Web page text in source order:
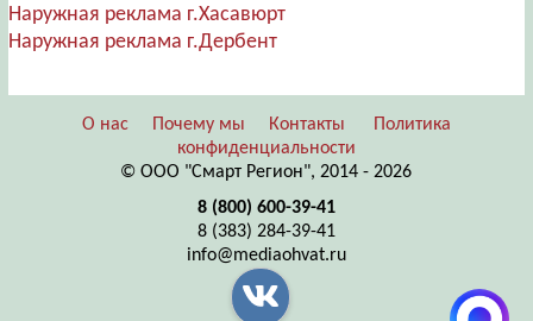
Наружная реклама г.Хасавюрт
Наружная реклама г.Дербент
О нас Почему мы Контакты
Политика
конфиденциальности
© ООО "Смарт Регион", 2014 - 2026
8 (800) 600-39-41
8 (383) 284-39-41
info@mediaohvat.ru